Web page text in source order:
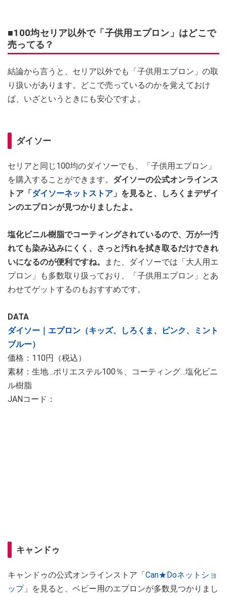
■100均セリア以外で「子供用エプロン」はどこで
売ってる？
結論から言うと、セリア以外でも「子供用エプロン」の取
り扱いがあります。どこで売っているのかを覚えておけ
ば、いざというときにも安心ですよ。
ダイソー
セリアと同じ100均のダイソーでも、「子供用エプロン」
を購入することができます。 ダイソーの公式オンラインス
トア「 ダイソーネットストア 」を見ると、しろくまデザイ
ンのエプロンが見つかりましたよ。
塩化ビニル樹脂でコーティングされているので、万が一汚
れても染み込みにくく、さっと汚れを拭き取るだけできれ
いになるのが便利ですね。
また、ダイソーでは「大人用エ
プロン」も多数取り扱っており、「子供用エプロン」とあ
わせてゲットするのもおすすめです。
DATA
ダイソー｜エプロン（キッズ、しろくま、ピンク、ミント
ブルー）
価格：110円（税込）
素材：生地…ポリエステル100％、コーティング…塩化ビニ
ル樹脂
JANコード：
キャンドゥ
キャンドゥの公式オンラインストア「 Can★Doネットショ
ップ」を見ると、ベビー用のエプロンが多数見つかりまし